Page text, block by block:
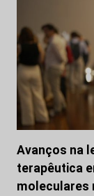
Avanços na
terapêutica
moleculares